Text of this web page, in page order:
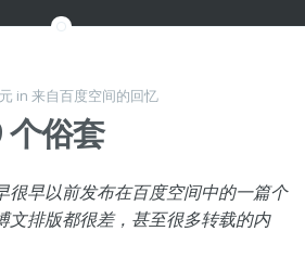
in 来自百度空间的回忆
个俗套
很早以前发布在百度空间中的一篇个
文排版都很差，甚至很多转载的内